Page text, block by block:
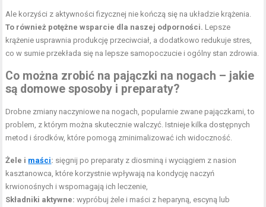
Ale korzyści z aktywności fizycznej nie kończą się na układzie krążenia.
To również potężne wsparcie dla naszej odporności. Lepsze
krążenie usprawnia produkcję przeciwciał, a dodatkowo redukuje stres,
co w sumie przekłada się na lepsze samopoczucie i ogólny stan zdrowia.
Co można zrobić na pajączki na nogach – jakie
są domowe sposoby i preparaty?
Drobne zmiany naczyniowe na nogach, popularnie zwane pajączkami, to
problem, z którym można skutecznie walczyć. Istnieje kilka dostępnych
metod i środków, które pomogą zminimalizować ich widoczność.
Żele i maści: sięgnij po preparaty z diosminą i wyciągiem z nasion
kasztanowca, które korzystnie wpływają na kondycję naczyń
krwionośnych i wspomagają ich leczenie,
Składniki aktywne: wypróbuj żele i maści z heparyną, escyną lub